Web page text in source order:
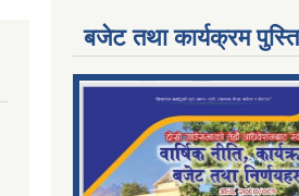
बजेट तथा कार्यक्रम